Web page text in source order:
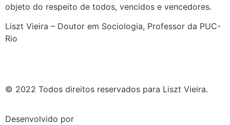
objeto do respeito de todos, vencidos e vencedores.
Liszt Vieira – Doutor em Sociologia, Professor da PUC-
Rio
© 2022 Todos direitos reservados para Liszt Vieira.
Desenvolvido por